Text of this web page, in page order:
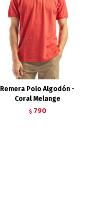
Remera Polo Algodón -
Coral Melange
$ 790